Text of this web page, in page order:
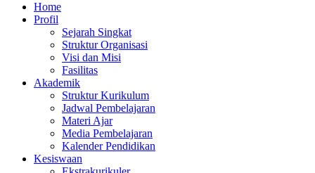
Home
Profil
Sejarah Singkat
Struktur Organisasi
Visi dan Misi
Fasilitas
Akademik
Struktur Kurikulum
Jadwal Pembelajaran
Materi Ajar
Media Pembelajaran
Kalender Pendidikan
Kesiswaan